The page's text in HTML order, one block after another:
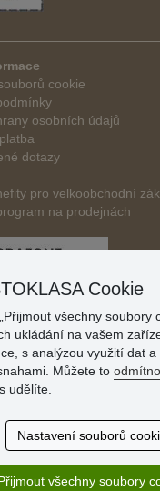
cookie
osobních údajů
dotazy
pro velkoobchodní
na prodejnách
kvalitní zboží za slušné
fajn ceny a hlavně super
Cookie
všechny soubory
ukládání na vašem
s analýzou využití dat a
Můžete to
udělíte.
Nastavení souborů
všechny soubory